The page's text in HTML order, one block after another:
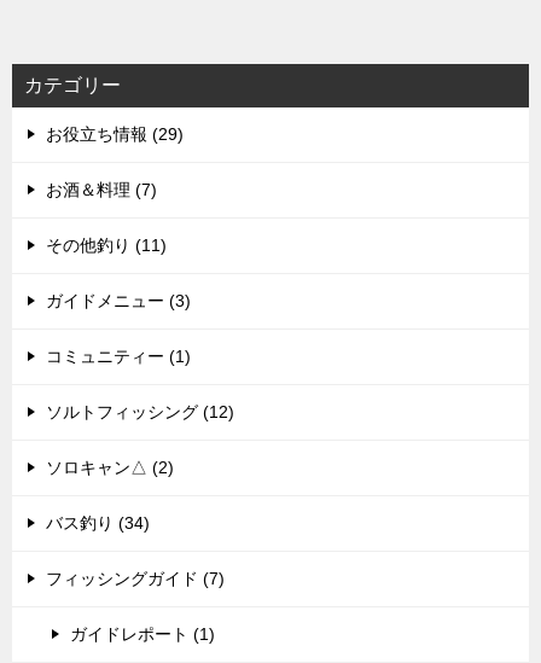
カテゴリー
お役立ち情報 (29)
お酒＆料理 (7)
その他釣り (11)
ガイドメニュー (3)
コミュニティー (1)
ソルトフィッシング (12)
ソロキャン△ (2)
バス釣り (34)
フィッシングガイド (7)
ガイドレポート (1)